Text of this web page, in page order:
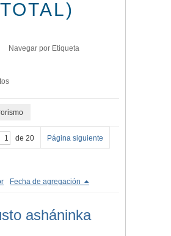
Navegar por Etiqueta
de 20 Página siguiente
Fecha de agregación
asháninka